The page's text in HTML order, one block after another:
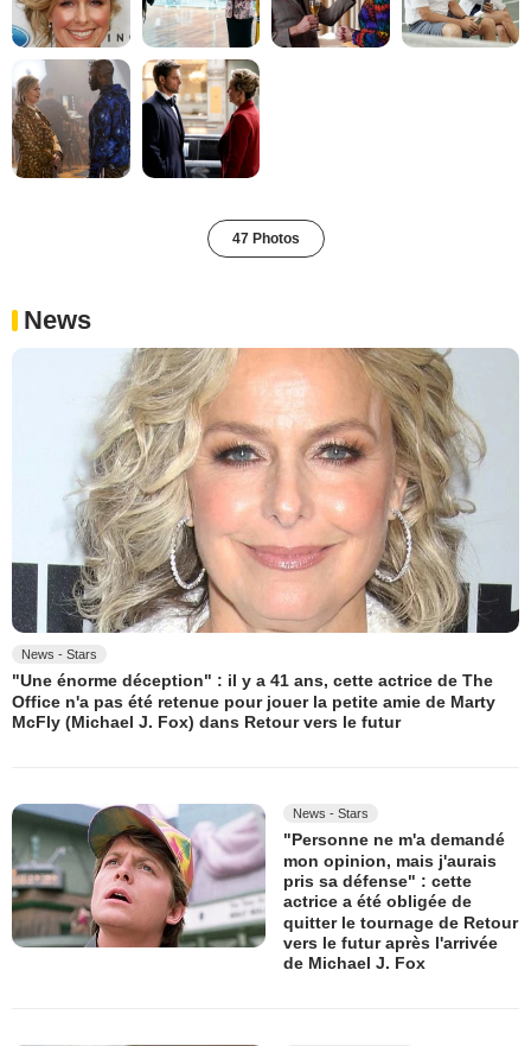
47 Photos
News
News - Stars
"Une énorme déception" : il y a 41 ans, cette actrice de The
Office n'a pas été retenue pour jouer la petite amie de Marty
McFly (Michael J. Fox) dans Retour vers le futur
News - Stars
"Personne ne m'a demandé
mon opinion, mais j'aurais
pris sa défense" : cette
actrice a été obligée de
quitter le tournage de Retour
vers le futur après l'arrivée
de Michael J. Fox